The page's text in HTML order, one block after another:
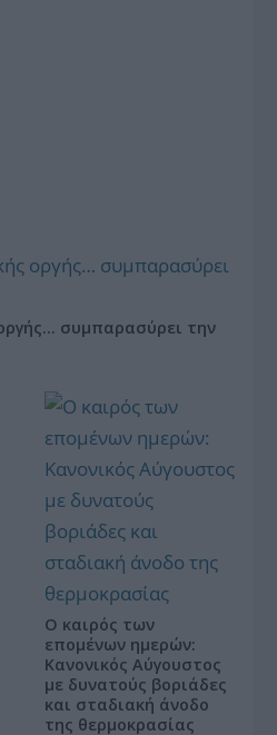
συμπαρασύρει την
Ο καιρός των
επομένων ημερών:
Κανονικός Αύγουστος
με δυνατούς βοριάδες
και σταδιακή άνοδο
της θερμοκρασίας